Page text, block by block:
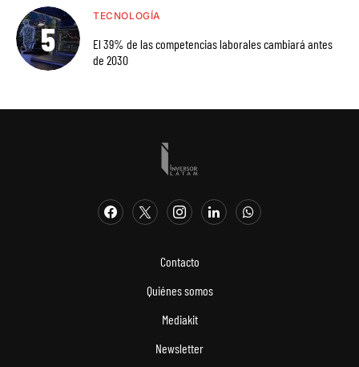
TECNOLOGÍA
El 39% de las competencias laborales cambiará antes
de 2030
Contacto
Quiénes somos
Mediakit
Newsletter